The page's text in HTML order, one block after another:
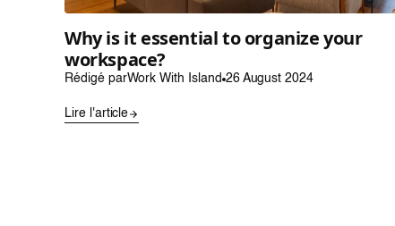
Why is it essential to organize your
workspace?
Rédigé parWork With Island 26 August 2024
Lire l'article